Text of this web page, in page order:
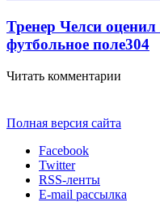
Тренер Челси
футбольное поле304
Читать комментарии
Полная версия сайта
Facebook
Twitter
RSS-ленты
E-mail рассылка